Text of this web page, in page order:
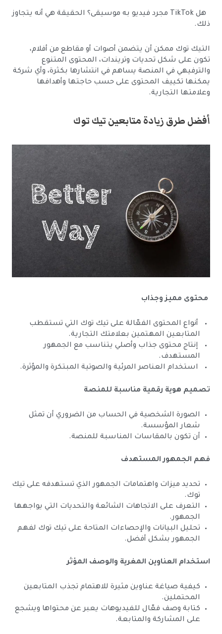
هل TikTok مجرد فيديو به موسيقى؟ الحقيقة هي أنه يتجاوز
ذلك.
التيك توك ممكن أن يتضمن أصوات أو مقاطع من أفلام،
تكون على شكل تحديات وتريندات، المحتوى المتنوع
والترفيهي في المنصة يساهم في انتشارها بكثرة، وأي شركة
يمكنها تكييف المحتوى على حسب حاجتها وأهدافها
وعلامتها التجارية.
أفضل طرق زيادة متابعين تيك توك
محتوى مميز وجذاب
أنواع المحتوى الفعّالة على تيك توك التي تستقطب
المتابعين المهتمين بعلامتك التجارية.
إنتاج محتوى جذاب وأصلي يتناسب مع الجمهور
المستهدف.
استخدام العناصر المرئية والصوتية المبتكرة والمؤثرة.
تصميم هوية رقمية مناسبة للمنصة
الصورة الشخصية في الحساب من الضروري أن تمثل
شعار المؤسسة.
أن تكون بالمقاسات المناسبة للمنصة.
فهم الجمهور المستهدف
تحديد ميزات واهتمامات الجمهور الذي تستهدفه على تيك
توك.
التعرف على الاتجاهات الشائعة والتحديات التي يواجهها
الجمهور.
تحليل البيانات والإحصاءات المتاحة على تيك توك لفهم
الجمهور بشكل أفضل.
استخدام العناوين المغرية والوصف المؤثر
كيفية صياغة عناوين مثيرة للاهتمام تجذب المتابعين
المحتملين.
كتابة وصف فعّال للفيديوهات يعبر عن محتواها ويشجع
على المشاركة والمتابعة.